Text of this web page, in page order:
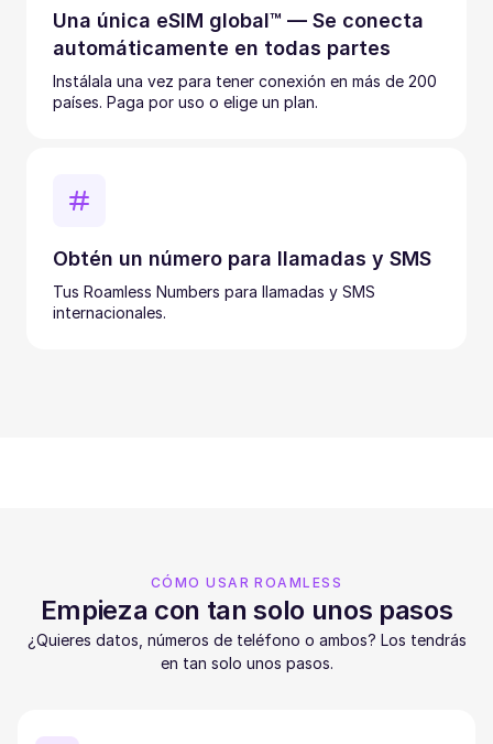
Una única eSIM global™ — Se conecta
automáticamente en todas partes
Instálala una vez para tener conexión en más de 200
países. Paga por uso o elige un plan.
Obtén un número para llamadas y SMS
Tus Roamless Numbers para llamadas y SMS
internacionales.
CÓMO USAR ROAMLESS
Empieza con tan solo unos pasos
¿Quieres datos, números de teléfono o ambos? Los tendrás
en tan solo unos pasos.